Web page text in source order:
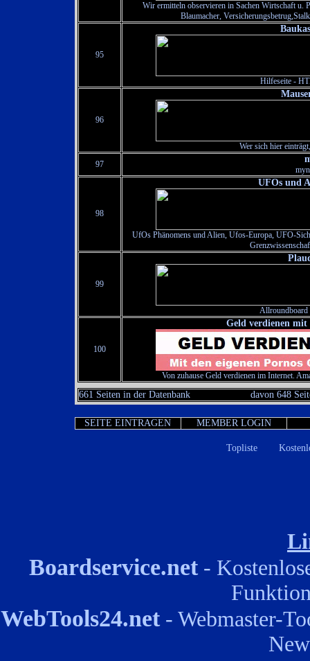
Wir ermitteln observieren in Sachen Wirtschaft u.
Blaumacher,
95
Hilfeseite -
96
Wer sich hier
97
98
UFOs und
UfOs Phänomens und Alien, Ufos-Europa, UFO-
99
100
Geld verdienen mit
Von zuhause Geld verdienen im Internet.
661 Seiten in der Datenbank davon 648
SEITE EINTRAGEN MEMBER LOGIN
Boardservice.net-
WebTools24.net- Webmaster-